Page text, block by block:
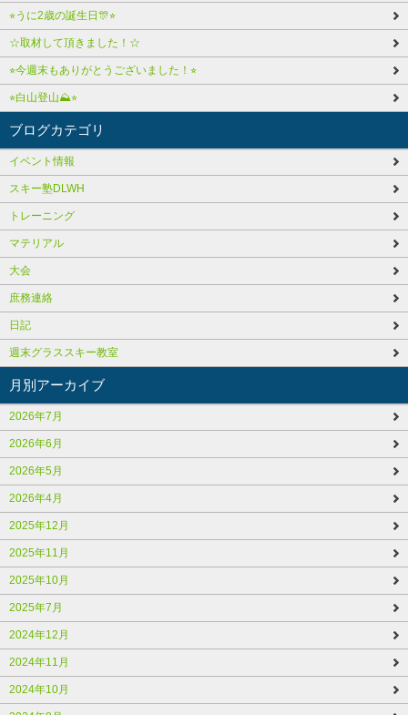
⭐︎うに2歳の誕生日🎊⭐︎
☆取材して頂きました！☆
⭐︎今週末もありがとうございました！⭐︎
⭐︎白山登山⛰️⭐︎
ブログカテゴリ
イベント情報
スキー塾DLWH
トレーニング
マテリアル
大会
庶務連絡
日記
週末グラススキー教室
月別アーカイブ
2026年7月
2026年6月
2026年5月
2026年4月
2025年12月
2025年11月
2025年10月
2025年7月
2024年12月
2024年11月
2024年10月